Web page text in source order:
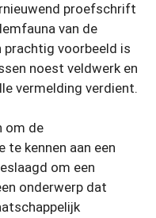
proefschrift
van de
prachtig voorbeeld is
noest veldwerk en
vermelding verdient.
om de
te kennen aan een
om een
onderwerp dat